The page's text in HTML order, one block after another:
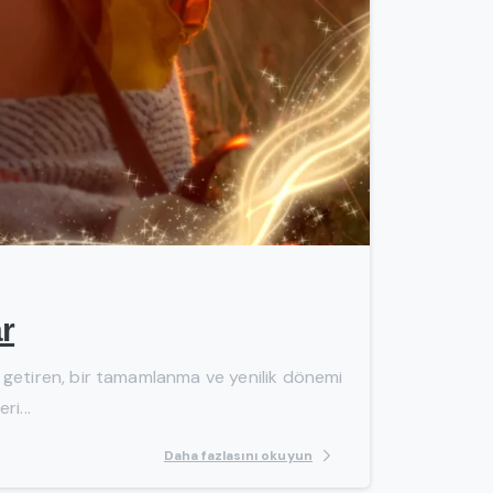
-
bir tamamlanma ve yenilik dönemi
Daha fazlasını okuyun